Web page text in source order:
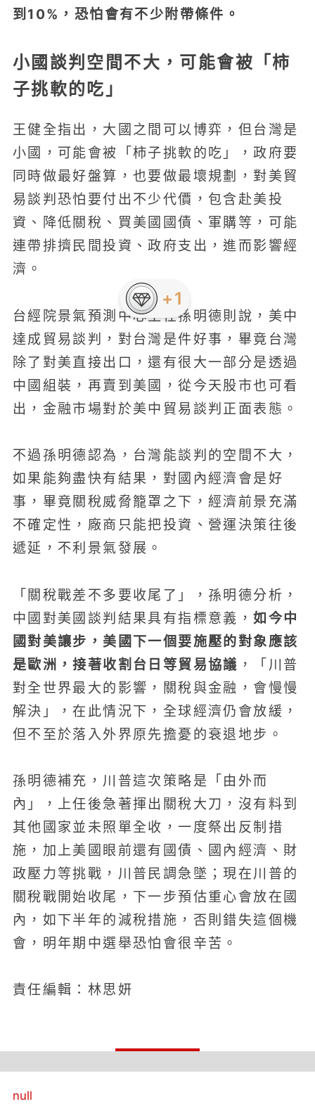
到10%，恐怕會有不少附帶條件。
小國談判空間不大，可能會被「柿
子挑軟的吃」
王健全指出，大國之間可以博弈，但台灣是
小國，可能會被「柿子挑軟的吃」，政府要
同時做最好盤算，也要做最壞規劃，對美貿
易談判恐怕要付出不少代價，包含赴美投
資、降低關稅、買美國國債、軍購等，可能
連帶排擠民間投資、政府支出，進而影響經
濟。
台經院景氣預測中心主任孫明德則說，美中
達成貿易談判，對台灣是件好事，畢竟台灣
除了對美直接出口，還有很大一部分是透過
中國組裝，再賣到美國，從今天股市也可看
出，金融市場對於美中貿易談判正面表態。
不過孫明德認為，台灣能談判的空間不大，
如果能夠盡快有結果，對國內經濟會是好
事，畢竟關稅威脅籠罩之下，經濟前景充滿
不確定性，廠商只能把投資、營運決策往後
遞延，不利景氣發展。
「關稅戰差不多要收尾了」，孫明德分析，
中國對美國談判結果具有指標意義，如今中
國對美讓步，美國下一個要施壓的對象應該
是歐洲，接著收割台日等貿易協議 ，「川普
對全世界最大的影響，關稅與金融，會慢慢
解決」，在此情況下，全球經濟仍會放緩，
但不至於落入外界原先擔憂的衰退地步。
孫明德補充，川普這次策略是「由外而
內」，上任後急著揮出關稅大刀，沒有料到
其他國家並未照單全收，一度祭出反制措
施，加上美國眼前還有國債、國內經濟、財
政壓力等挑戰，川普民調急墜；現在川普的
關稅戰開始收尾，下一步預估重心會放在國
內，如下半年的減稅措施，否則錯失這個機
會，明年期中選舉恐怕會很辛苦。
責任編輯：林思妍
null
+1